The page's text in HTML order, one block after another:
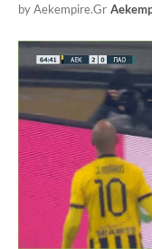
by Aekempire.Gr